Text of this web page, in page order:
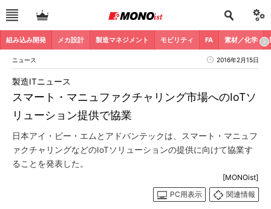
組み込み開発 メカ設計 製造マネジメント モビリティ FA 素材／化学
ニュース 2016年2月15日
スマート・マニュファクチャリング市場へのIoTソ
リューション提供で協業
製造ITニュース
日本アイ・ビー・エムとアドバンテックは、スマート・マニュフ
ァクチャリングなどのIoTソリューションの提供に向けて協業す
ることを発表した。
[MONOist]
PC用表示
関連情報